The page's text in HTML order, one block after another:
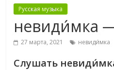
Русская музыка
невиди́мка
27 марта, 2021 невиди́мка
Слушать